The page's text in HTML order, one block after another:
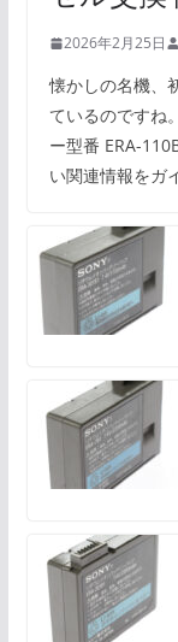
2026年2月25日
懐かしの名機、
ているのですね
ー型番 ERA-
い関連情報をガ